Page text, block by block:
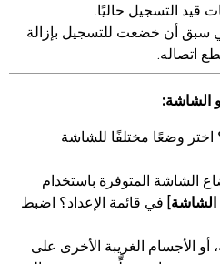
قيد التسجيل حاليًا.
سبق أن خضعت للتسجيل بإزالة
اتصاله.
الشاشة:
وضعًا مختلفًا للشاشة
الشاشة المتوفرة باستخدام
الشاشة] في قائمة الإعداد؟ اضبط
أو الأجسام الغريبة الأخرى على